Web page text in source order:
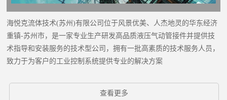
海悦克流体技术(苏州)有限公司位于风景优美、人杰地灵的华东经济
重镇-苏州市，是一家专业生产研发高品质液压气动管接件并提供技
术指导和安装服务的技术型公司，拥有一批高素质的技术服务人员，
致力于为客户的工业控制系统提供专业的解决方案
查看更多